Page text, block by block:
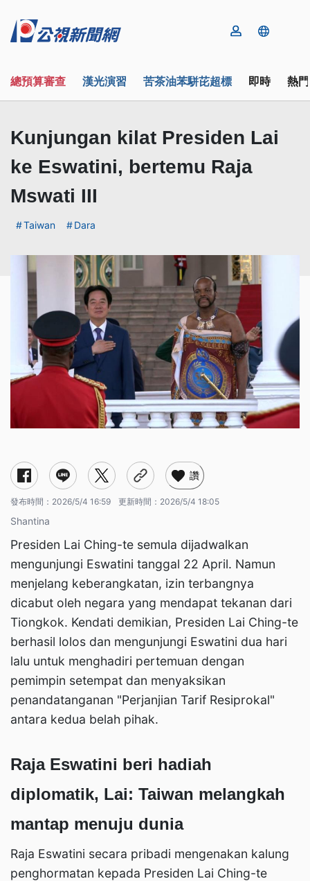
總預算審查 漢光演習 苦茶油苯駢芘超標 即時 熱
Kunjungan kilat Presiden Lai
ke Eswatini, bertemu Raja
Mswati III
Taiwan Dara
讚
發布時間： 2026/5/4 16:59 更新時間： 2026/5/4 18:05
Shantina
Presiden Lai Ching-te semula dijadwalkan
mengunjungi Eswatini tanggal 22 April. Namun
menjelang keberangkatan, izin terbangnya
dicabut oleh negara yang mendapat tekanan dari
Tiongkok. Kendati demikian, Presiden Lai Ching-te
berhasil lolos dan mengunjungi Eswatini dua hari
lalu untuk menghadiri pertemuan dengan
pemimpin setempat dan menyaksikan
penandatanganan "Perjanjian Tarif Resiprokal"
antara kedua belah pihak.
Raja Eswatini beri hadiah
diplomatik, Lai: Taiwan melangkah
mantap menuju dunia
Raja Eswatini secara pribadi mengenakan kalung
penghormatan kepada Presiden Lai Ching-te